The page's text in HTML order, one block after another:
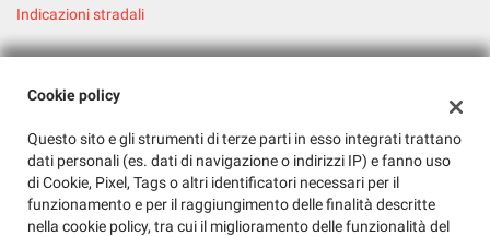
Indicazioni stradali
Dati fiscali:
Via La Martella, 165, Matera (MT)
C.F/P.IVA:01143030771
Registro delle imprese:MT
Cookie policy
Questo sito e gli strumenti di terze parti in esso integrati trattano
dati personali (es. dati di navigazione o indirizzi IP) e fanno uso
di Cookie, Pixel, Tags o altri identificatori necessari per il
funzionamento e per il raggiungimento delle finalità descritte
nella cookie policy, tra cui il miglioramento delle funzionalità del